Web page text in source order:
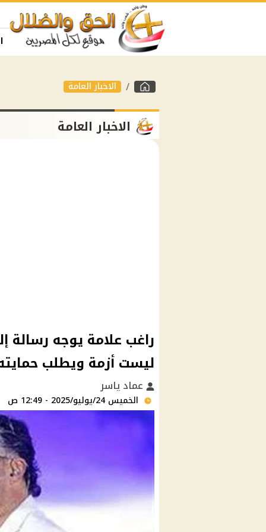
الاخبار العامة
الاخبار العامة
راغب علامة يوجه
ليست أزمة ويطلب
عماد ياسر
الخميس 24/يوليو/2025 - 12:49 ص